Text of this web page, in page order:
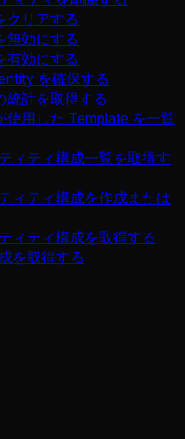
クリアする
無効にする
有効にする
を確保する
統計を取得する
使用した Template を一覧
ィティ構成一覧を取得す
ィティ構成を作成または
ィティ構成を取得する
を取得する